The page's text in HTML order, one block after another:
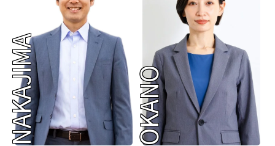
NAKAJIMA OKANO